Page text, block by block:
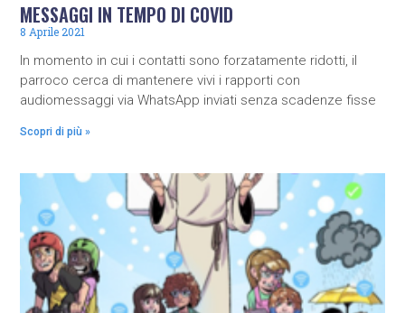
MESSAGGI IN TEMPO DI COVID
8 Aprile 2021
In momento in cui i contatti sono forzatamente ridotti, il
parroco cerca di mantenere vivi i rapporti con
audiomessaggi via WhatsApp inviati senza scadenze fisse
Scopri di più »